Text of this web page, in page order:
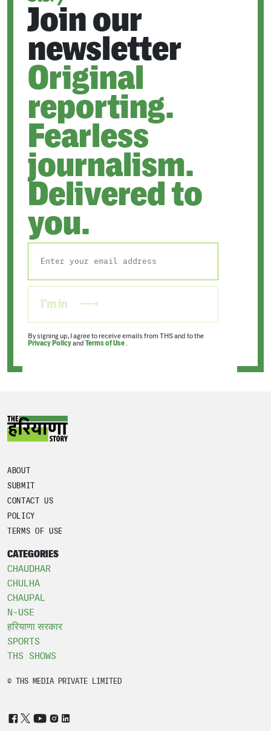
Join our
newsletter
Original
reporting.
Fearless
journalism.
Delivered to
you.
I'm in
By signing up, I agree to receive emails from THS and to the
Privacy Policyand Terms of Use .
ABOUT
SUBMIT
CONTACT US
POLICY
TERMS OF USE
CATEGORIES
CHAUDHAR
CHULHA
CHAUPAL
N-USE
हरियाणा सरकार
SPORTS
THS SHOWS
© THS MEDIA PRIVATE LIMITED